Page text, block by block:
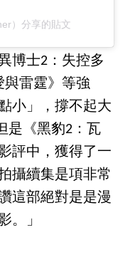
）分享的貼文
博士2：失控多
與雷霆》等強
小」，撐不起大
是《黑豹2：瓦
評中，獲得了一
攝續集是項非常
這部絕對是是漫
。」